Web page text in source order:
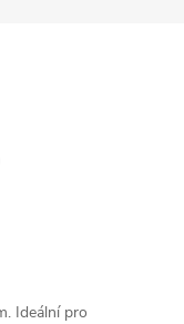
Ideální pro